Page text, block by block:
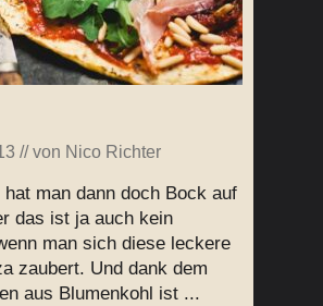
// von Nico Richter
hat man dann doch Bock auf
das ist ja auch kein
man sich diese leckere
zaubert. Und dank dem
aus Blumenkohl ist ...